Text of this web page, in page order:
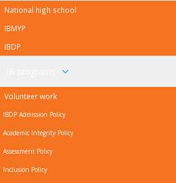
National high school
IBMYP
IBDP
Volunteer work
IBDP Admission Policy
Academic Integrity Policy
Assessment Policy
Inclusion Policy